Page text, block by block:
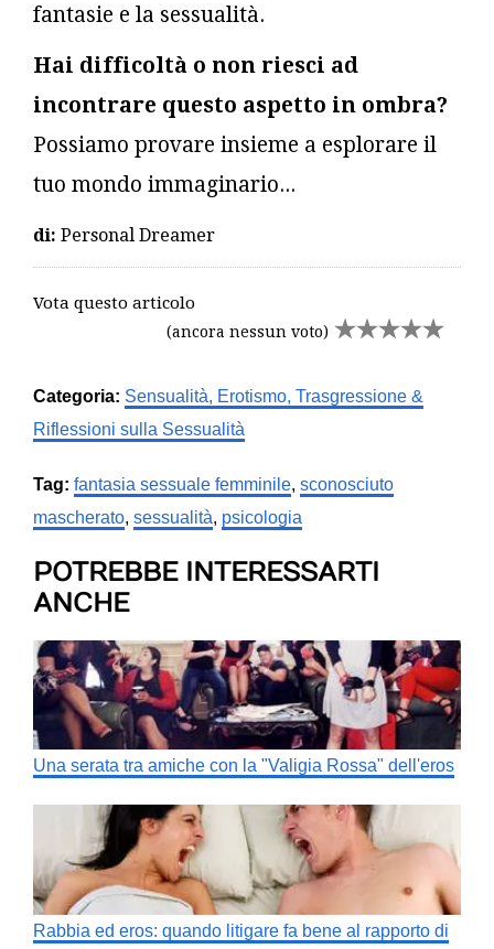
fantasie e la sessualità.
Hai difficoltà o non riesci ad
incontrare questo aspetto in ombra?
Possiamo provare insieme a esplorare il
tuo mondo immaginario...
di: Personal Dreamer
Vota questo articolo
(ancora nessun voto)
Categoria: Sensualità, Erotismo, Trasgressione &
Riflessioni sulla Sessualità
Tag: fantasia sessuale femminile, sconosciuto
mascherato, sessualità, psicologia
POTREBBE INTERESSARTI
ANCHE
Una serata tra amiche con la "Valigia Rossa" dell'eros
Rabbia ed eros: quando litigare fa bene al rapporto di